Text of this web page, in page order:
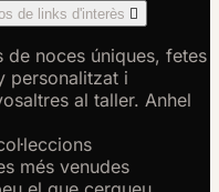
de links d'interès 
de noces úniques, fetes
personalitzat i
al taller. Anhel
més venudes